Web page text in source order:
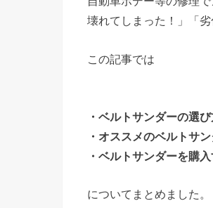
壊れてしまった！」「
この記事では
・ベルトサンダーの選
・オススメのベルトサ
・ベルトサンダーを購
についてまとめました。